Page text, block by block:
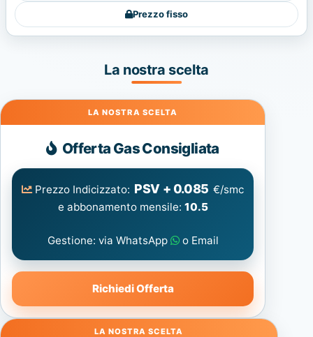
Prezzo fisso
La nostra scelta
Gas
Offerta Gas Consigliata
Prezzo Indicizzato: PSV + 0.085 €/smc
e abbonamento mensile: 10.5
Gestione: via WhatsApp o Email
Richiedi Offerta